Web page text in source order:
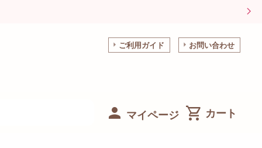
ご利用ガイド お問い合わせ
マイページ